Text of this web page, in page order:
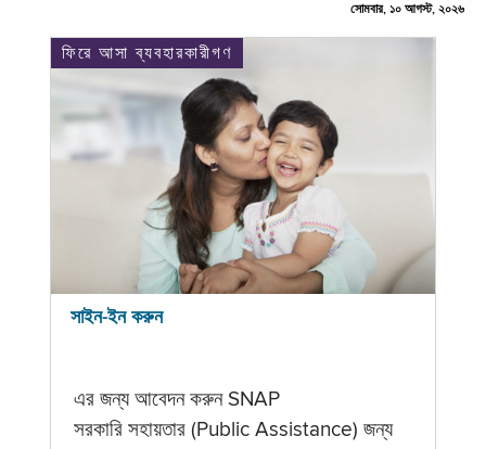
সোমবার, ১০ আগস্ট, ২০২৬
ফিরে আসা ব্যবহারকারীগণ
সাইন-ইন করুন
এর জন্য আবেদন করুন SNAP
সরকারি সহায়তার (Public Assistance) জন্য